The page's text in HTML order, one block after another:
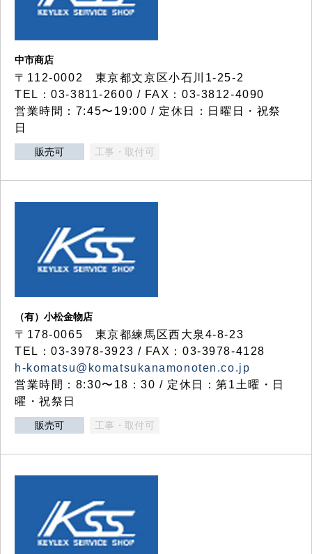
中市商店
〒112-0002 東京都文京区小石川1-25-2
TEL：03-3811-2600 / FAX：03-3812-4090
営業時間：7:45〜19:00 / 定休日：日曜日・祝祭
日
販売可 工事・取付可
（有）小松金物店
〒178-0065 東京都練馬区西大泉4-8-23
TEL：03-3978-3923 / FAX：03-3978-4128
h-komatsu@komatsukanamonoten.co.jp
営業時間：8:30〜18：30 / 定休日：第1土曜・日
曜・祝祭日
販売可 工事・取付可